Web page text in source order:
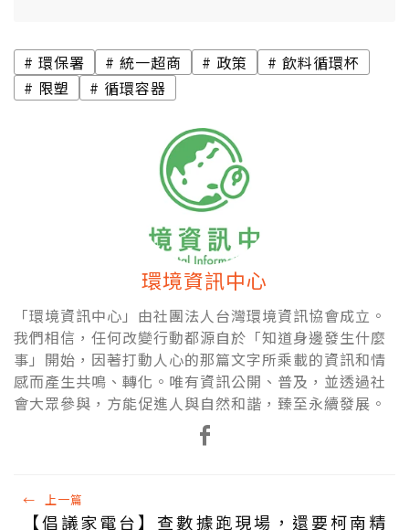
環保署 統一超商 政策
飲料循環杯
限塑
循環容器
環境資訊中心
「環境資訊中心」由社團法人台灣環境資訊協會成立。
我們相信，任何改變行動都源自於「知道身邊發生什麼
事」開始，因著打動人心的那篇文字所乘載的資訊和情
感而產生共鳴、轉化。唯有資訊公開、普及，並透過社
會大眾參與，方能促進人與自然和諧，臻至永續發展。
← 上一篇
【倡議家電台】查數據跑現場，還要柯南精